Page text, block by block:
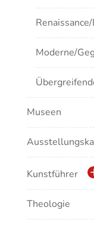
Moderne/
Museen
Kunstführer
Abonnement
Theologie